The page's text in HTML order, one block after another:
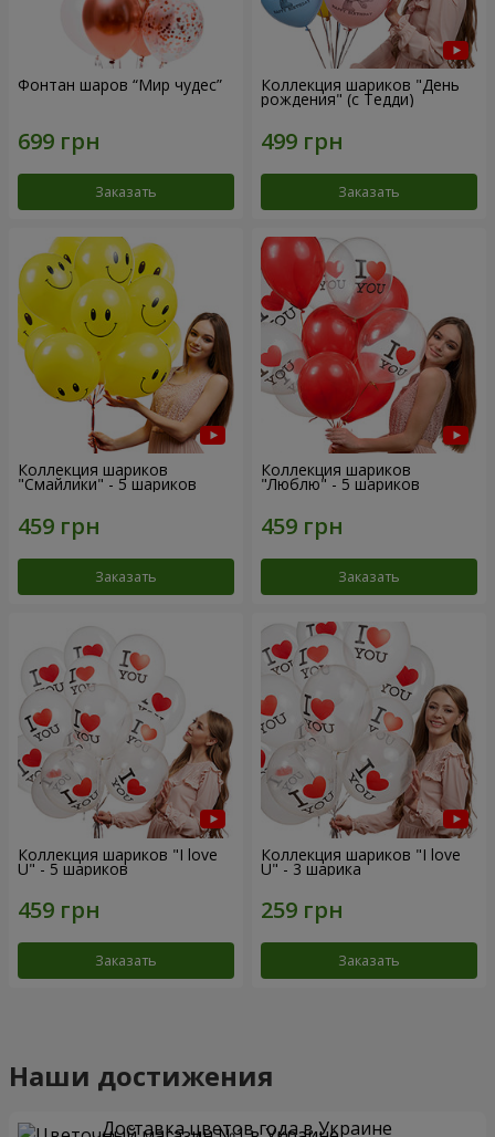
Фонтан шаров “Мир чудес”
Заказать
Коллекция шариков "День
рождения" (с Тедди)
Заказать
Коллекция шариков
"Смайлики" - 5 шариков
Заказать
Коллекция шариков
"Люблю" - 5 шариков
Заказать
Коллекция шариков "I love
U" - 5 шариков
Заказать
Коллекция шариков "I love
U" - 3 шарика
Заказать
Наши достижения
Доставка цветов года в Украине